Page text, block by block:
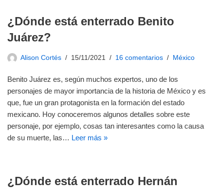
¿Dónde está enterrado Benito
Juárez?
Alison Cortés 15/11/2021 16 comentarios México
Benito Juárez es, según muchos expertos, uno de los
personajes de mayor importancia de la historia de México y es
que, fue un gran protagonista en la formación del estado
mexicano. Hoy conoceremos algunos detalles sobre este
personaje, por ejemplo, cosas tan interesantes como la causa
de su muerte, las… Leer más »
¿Dónde está enterrado Hernán